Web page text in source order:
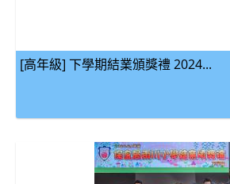
[高年級] 下學期結業頒獎禮 2024...